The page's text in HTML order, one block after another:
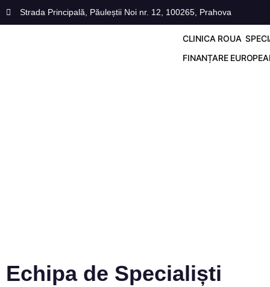
Strada Principală, Păuleștii Noi nr. 12, 100265, Prahova
CLINICA ROUA
FINANȚARE
Echipa de